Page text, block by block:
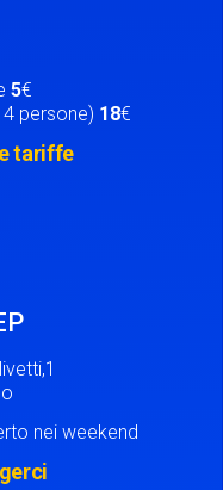
5€
persone) 18€
tariffe
nei weekend